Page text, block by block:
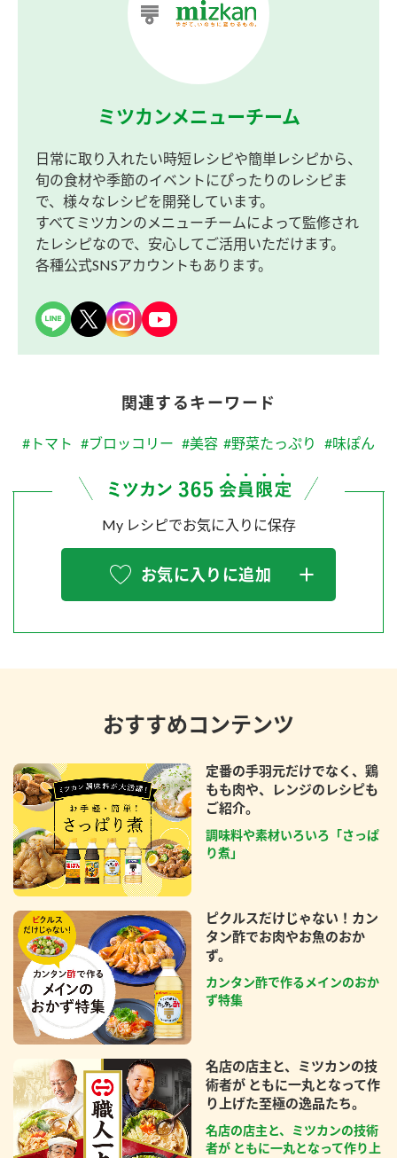
ミツカンメニューチーム
日常に取り入れたい時短レシピや簡単レシピから、
旬の食材や季節のイベントにぴったりのレシピま
で、様々なレシピを開発しています。
すべてミツカンのメニューチームによって監修され
たレシピなので、安心してご活用いただけます。
各種公式SNSアカウントもあります。
関連するキーワード
#トマト #ブロッコリー #美容 #野菜たっぷり #味ぽん
My レシピでお気に入りに保存
お気に入りに追加
おすすめコンテンツ
定番の手羽元だけでなく、鶏
もも肉や、レンジのレシピも
ご紹介。
調味料や素材いろいろ「さっぱ
り煮」
ピクルスだけじゃない！カン
タン酢でお肉やお魚のおか
ず。
カンタン酢で作るメインのおか
ず特集
名店の店主と、ミツカンの技
術者が ともに一丸となって作
り上げた至極の逸品たち。
名店の店主と、ミツカンの技術
者が ともに一丸となって作り上